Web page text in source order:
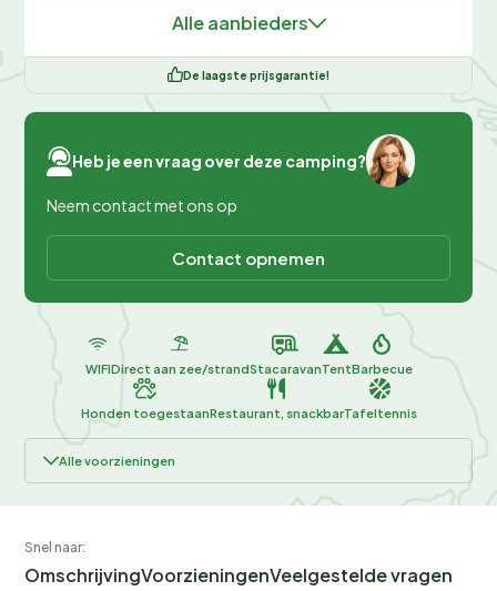
Alle aanbieders
De laagste prijsgarantie!
Heb je een vraag over deze camping?
Neem contact met ons op
Contact opnemen
WIFIDirect aan zee/strandStacaravanTentBarbecue
Honden toegestaanRestaurant, snackbarTafeltennis
Alle voorzieningen
Snel naar:
OmschrijvingVoorzieningenVeelgestelde vragen